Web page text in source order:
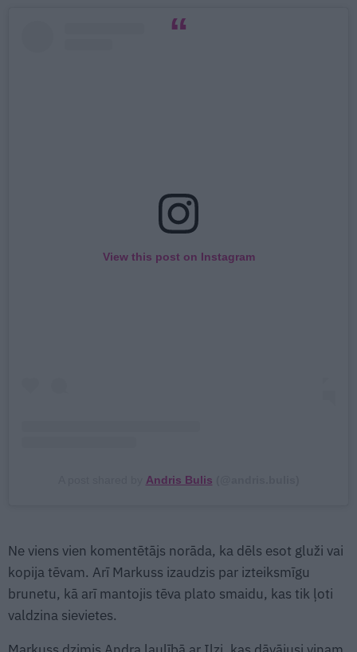
View this post on Instagram
Andris Bulis
Ne viens vien komentētājs norāda, ka dēls esot gluži vai
kopija tēvam. Arī Markuss izaudzis par izteiksmīgu
brunetu, kā arī mantojis tēva plato smaidu, kas tik ļoti
valdzina sievietes.